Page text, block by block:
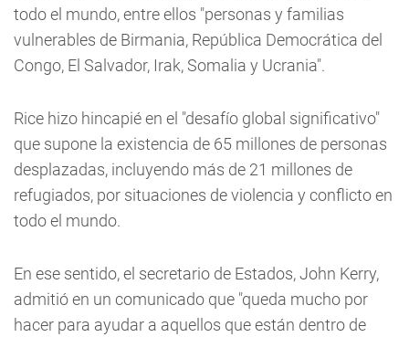
todo el mundo, entre ellos "personas y familias
vulnerables de Birmania, República Democrática del
Congo, El Salvador, Irak, Somalia y Ucrania".
Rice hizo hincapié en el "desafío global significativo"
que supone la existencia de 65 millones de personas
desplazadas, incluyendo más de 21 millones de
refugiados, por situaciones de violencia y conflicto en
todo el mundo.
En ese sentido, el secretario de Estados, John Kerry,
admitió en un comunicado que "queda mucho por
hacer para ayudar a aquellos que están dentro de